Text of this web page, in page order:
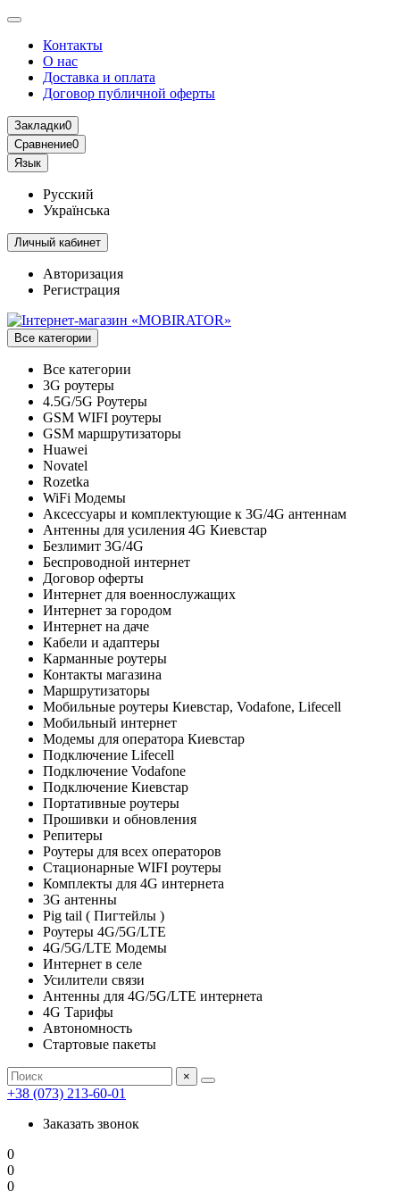
Контакты
О нас
Доставка и оплата
Договор публичной оферты
Закладки0
Сравнение0
Язык
Русский
Українська
Личный кабинет
Авторизация
Регистрация
Все категории
Все категории
3G роутеры
4.5G/5G Роутеры
GSM WIFI роутеры
GSM маршрутизаторы
Huawei
Novatel
Rozetka
WiFi Модемы
Аксессуары и комплектующие к 3G/4G антеннам
Антенны для усиления 4G Киевстар
Безлимит 3G/4G
Беспроводной интернет
Договор оферты
Интернет для военнослужащих
Интернет за городом
Интернет на даче
Кабели и адаптеры
Карманные роутеры
Контакты магазина
Маршрутизаторы
Мобильные роутеры Киевстар, Vodafone, Lifecell
Мобильный интернет
Модемы для оператора Киевстар
Подключение Lifecell
Подключение Vodafone
Подключение Киевстар
Портативные роутеры
Прошивки и обновления
Репитеры
Роутеры для всех операторов
Стационарные WIFI роутеры
Комплекты для 4G интернета
3G антенны
Pig tail ( Пигтейлы )
Роутеры 4G/5G/LTE
4G/5G/LTE Модемы
Интернет в селе
Усилители связи
Антенны для 4G/5G/LTE интернета
4G Тарифы
Автономность
Стартовые пакеты
×
+38 (073) 213-60-01
Заказать звонок
0
0
0